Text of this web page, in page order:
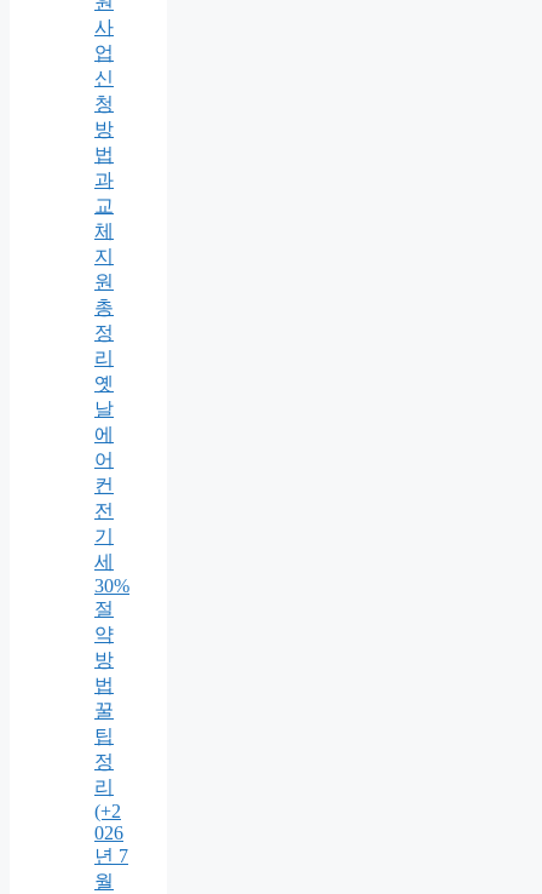
사
업
신
청
방
법
과
교
체
지
원
총
정
리
옛
날
에
어
컨
전
기
세
30%
절
약
방
법
꿀
팁
정
리
(+2
026
년 7
월